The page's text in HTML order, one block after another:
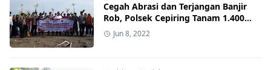
Cegah Abrasi dan Terjangan Banjir
Rob, Polsek Cepiring Tanam 1.400
Pohon Mangrove
Jun 8, 2022